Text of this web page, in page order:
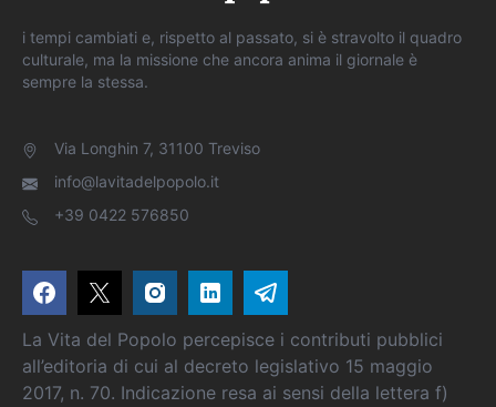
i tempi cambiati e, rispetto al passato, si è stravolto il quadro
culturale, ma la missione che ancora anima il giornale è
sempre la stessa.
Via Longhin 7, 31100 Treviso
info@lavitadelpopolo.it
+39 0422 576850
La Vita del Popolo percepisce i contributi pubblici
all’editoria di cui al decreto legislativo 15 maggio
2017, n. 70. Indicazione resa ai sensi della lettera f)